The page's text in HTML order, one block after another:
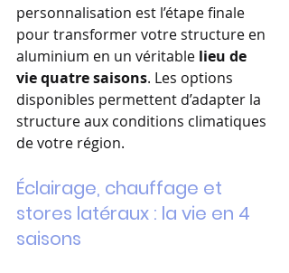
personnalisation est l’étape finale
pour transformer votre structure en
aluminium en un véritable lieu de
vie quatre saisons. Les options
disponibles permettent d’adapter la
structure aux conditions climatiques
de votre région.
Éclairage, chauffage et
stores latéraux : la vie en 4
saisons